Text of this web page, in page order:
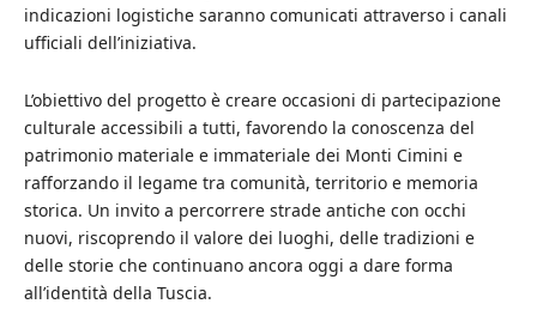
indicazioni logistiche saranno comunicati attraverso i canali
ufficiali dell’iniziativa.
L’obiettivo del progetto è creare occasioni di partecipazione
culturale accessibili a tutti, favorendo la conoscenza del
patrimonio materiale e immateriale dei Monti Cimini e
rafforzando il legame tra comunità, territorio e memoria
storica. Un invito a percorrere strade antiche con occhi
nuovi, riscoprendo il valore dei luoghi, delle tradizioni e
delle storie che continuano ancora oggi a dare forma
all’identità della Tuscia.